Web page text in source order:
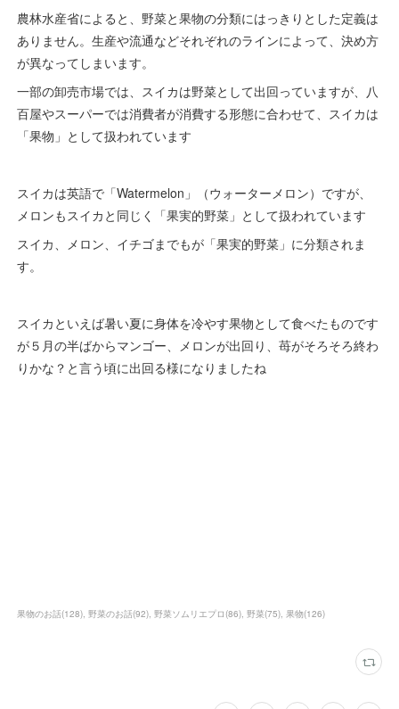
農林水産省によると、野菜と果物の分類にはっきりとした定義は
ありません。生産や流通などそれぞれのラインによって、決め方
が異なってしまいます。
一部の卸売市場では、スイカは野菜として出回っていますが、八
百屋やスーパーでは消費者が消費する形態に合わせて、スイカは
「果物」として扱われています
スイカは英語で「Watermelon」（ウォーターメロン）ですが、
メロンもスイカと同じく「果実的野菜」として扱われています
スイカ、メロン、イチゴまでもが「果実的野菜」に分類されま
す。
スイカといえば暑い夏に身体を冷やす果物として食べたものです
が５月の半ばからマンゴー、メロンが出回り、苺がそろそろ終わ
りかな？と言う頃に出回る様になりましたね
果物のお話(128) 野菜のお話(92) 野菜ソムリエプロ (86) 野菜(75) 果物(126)